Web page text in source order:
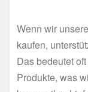
Wenn wir
kaufen,
Das bedeutet
Produkte, was